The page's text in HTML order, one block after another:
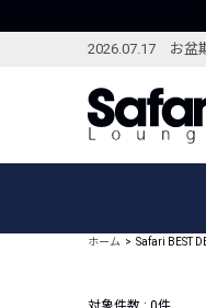
2026.07.17 お盆
ブランドから探す
ホーム Safari BEST